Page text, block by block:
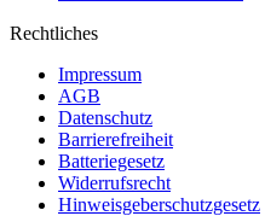
Rechtliches
Impressum
AGB
Datenschutz
Barrierefreiheit
Batteriegesetz
Widerrufsrecht
Hinweisgeberschutzgesetz